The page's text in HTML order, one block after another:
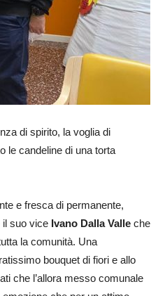
di spirito, la voglia di
le candeline di una torta
e fresca di permanente,
suo vice Ivano Dalla Valle che
la comunità. Una
bouquet di fiori e allo
che l’allora messo comunale